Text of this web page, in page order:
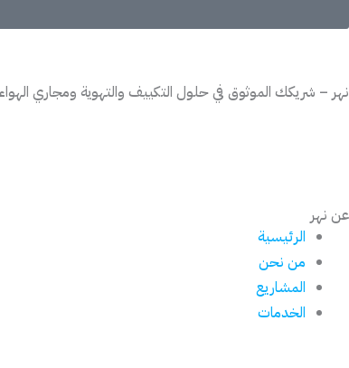
نهر – شريكك الموثوق في حلول التكييف والتهوية ومجاري الهواء
عن نهر
الرئيسية
من نحن
المشاريع
الخدمات